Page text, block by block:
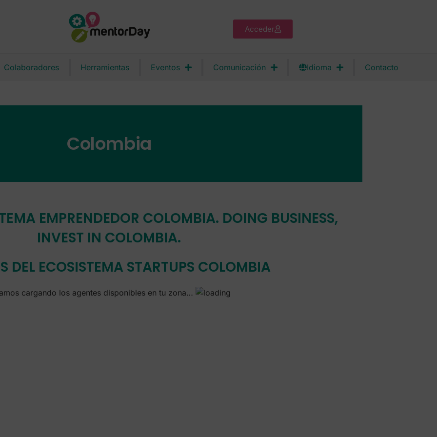
Acceder
Colaboradores Herramientas Eventos Comunicación Idioma Contacto
Colombia
EMPRENDEDOR COLOMBIA. DOING BUSINESS,
INVEST IN COLOMBIA.
DEL ECOSISTEMA STARTUPS COLOMBIA
cargando los agentes disponibles en tu zona…